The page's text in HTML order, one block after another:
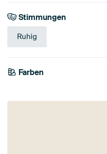
Stimmungen
Ruhig
Farben
Blau
Taupe
Mauve